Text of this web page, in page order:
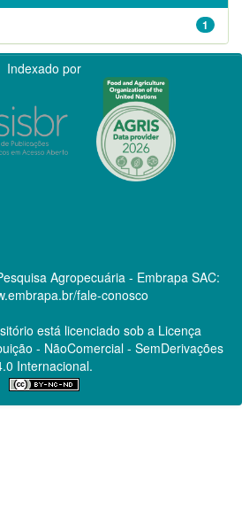
1
Indexado por
Agropecuária - Embrapa SAC:
fale-conosco
está licenciado sob a Licença
- NãoComercial - SemDerivações
Internacional.